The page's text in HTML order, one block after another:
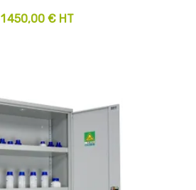
1 450,00 € HT